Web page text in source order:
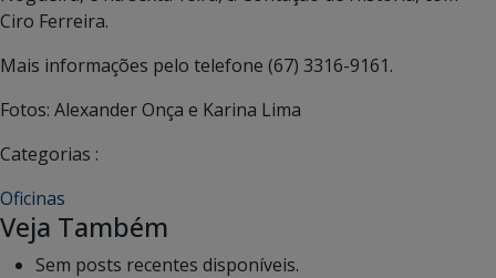
Ciro Ferreira.
Mais informações pelo telefone (67) 3316-9161.
Fotos: Alexander Onça e Karina Lima
Categorias :
Oficinas
Veja Também
Sem posts recentes disponíveis.